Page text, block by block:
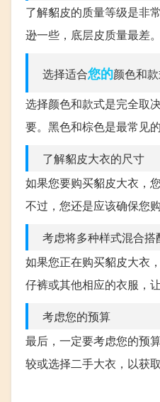
了解貂皮的质量等级是非
逊一些，底层皮质量最差
选择适合您的颜色和
选择颜色和款式是完全取
要。黑色和棕色是最常见
了解貂皮大衣的尺寸
如果您要购买貂皮大衣，
不过，您还是应该确保您
考虑将多种样式混合搭
如果您正在购买貂皮大衣
仔裤或其他相应的衣服，
考虑您的预算
最后，一定要考虑您的预
较或选择二手大衣，以获